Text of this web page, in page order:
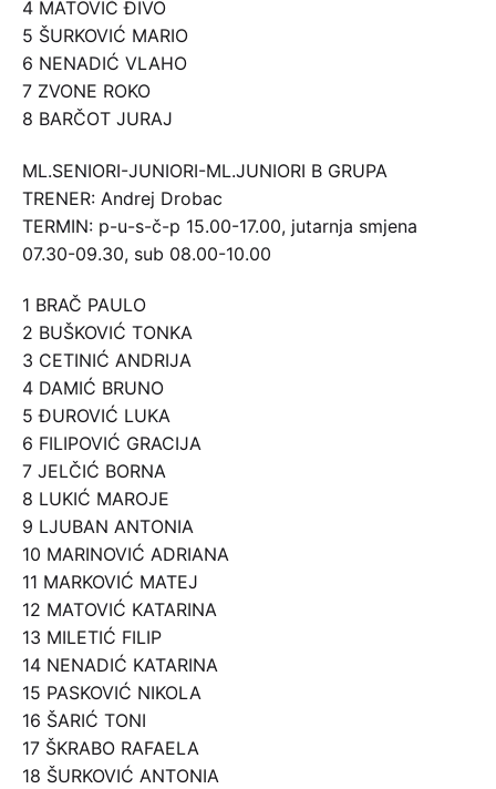
4 MATOVIĆ ĐIVO
5 ŠURKOVIĆ MARIO
6 NENADIĆ VLAHO
7 ZVONE ROKO
8 BARČOT JURAJ
ML.SENIORI-JUNIORI-ML.JUNIORI B GRUPA
TRENER: Andrej Drobac
TERMIN: p-u-s-č-p 15.00-17.00, jutarnja smjena
07.30-09.30, sub 08.00-10.00
1 BRAČ PAULO
2 BUŠKOVIĆ TONKA
3 CETINIĆ ANDRIJA
4 DAMIĆ BRUNO
5 ĐUROVIĆ LUKA
6 FILIPOVIĆ GRACIJA
7 JELČIĆ BORNA
8 LUKIĆ MAROJE
9 LJUBAN ANTONIA
10 MARINOVIĆ ADRIANA
11 MARKOVIĆ MATEJ
12 MATOVIĆ KATARINA
13 MILETIĆ FILIP
14 NENADIĆ KATARINA
15 PASKOVIĆ NIKOLA
16 ŠARIĆ TONI
17 ŠKRABO RAFAELA
18 ŠURKOVIĆ ANTONIA